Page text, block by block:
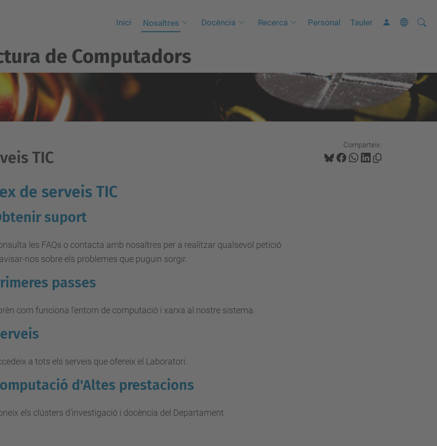
Inici Nosaltres Docència Recerca Personal Tauler Cerca
C
a
a
de Computadors
Comparteix:
TIC
de serveis TIC
suport
les FAQs o contacta amb nosaltres per a realitzar qualsevol petició
nos sobre els problemes que puguin sorgir.
passes
com funciona l'entorn de computació i xarxa al nostre sistema.
a tots els serveis que ofereix el Laboratori.
d'Altes prestacions
els clústers d'investigació i docència del Departament